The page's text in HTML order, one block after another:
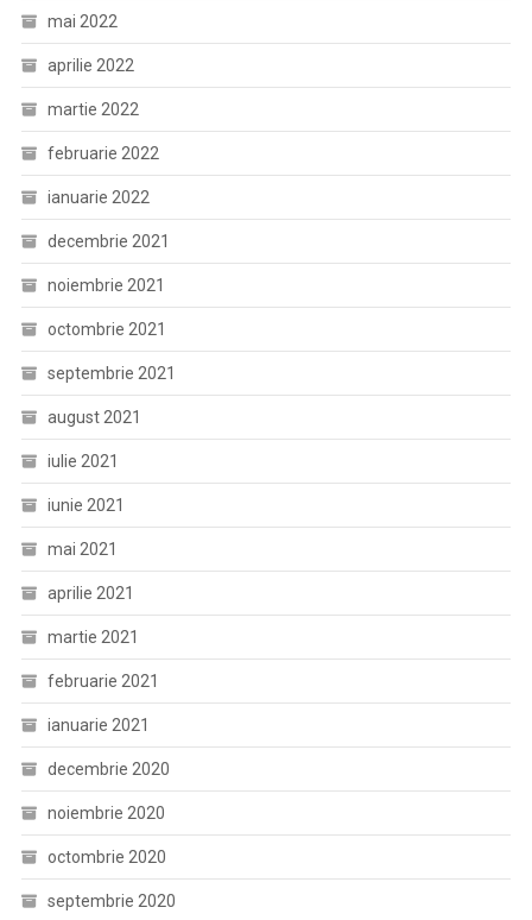
mai 2022
aprilie 2022
martie 2022
februarie 2022
ianuarie 2022
decembrie 2021
noiembrie 2021
octombrie 2021
septembrie 2021
august 2021
iulie 2021
iunie 2021
mai 2021
aprilie 2021
martie 2021
februarie 2021
ianuarie 2021
decembrie 2020
noiembrie 2020
octombrie 2020
septembrie 2020